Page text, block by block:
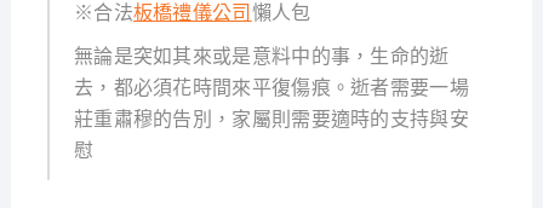
※合法板橋禮儀公司 懶人包
無論是突如其來或是意料中的事，生命的逝
去，都必須花時間來平復傷痕。逝者需要一場
莊重肅穆的告別，家屬則需要適時的支持與安
慰